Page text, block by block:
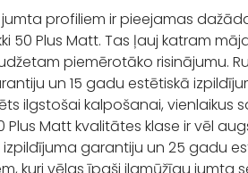
jumta profiliem ir pieejamas
50 Plus Matt. Tas ļauj katram
piemērotāko risinājumu.
un 15 gadu estētiskā
ilgstošai kalpošanai, vienlaikus
Plus Mattkvalitātes klase ir vēl
garantiju un 25 gadu
kuri vēlas īpaši ilgmūžīgu jumta